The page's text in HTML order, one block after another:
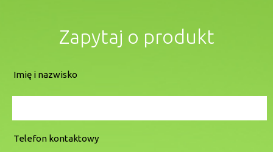
Zapytaj o produkt
Imię i nazwisko
Telefon kontaktowy